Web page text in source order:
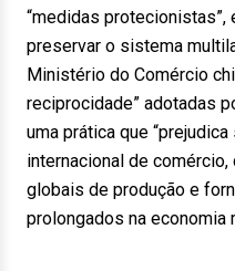
“medidas
preservar o sistema
Ministério do Comércio
reciprocidade” adotadas
uma prática que
internacional de
globais de produção e
prolongados na economia